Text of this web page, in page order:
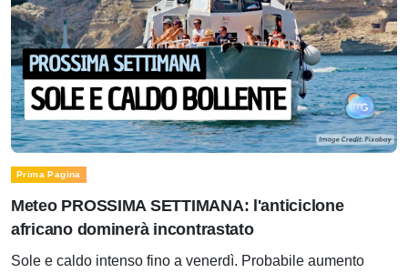
Prima Pagina
Meteo PROSSIMA SETTIMANA: l'anticiclone
africano dominerà incontrastato
Sole e caldo intenso fino a venerdì. Probabile aumento